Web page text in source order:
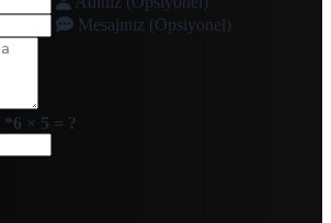
Mesajınız (Opsiyonel)
*6 × 5 = ?